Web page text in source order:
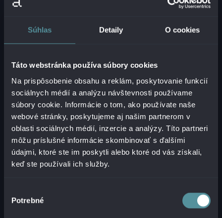
Súhlas Detaily O cookies
Táto webstránka používa súbory cookies
Na prispôsobenie obsahu a reklám, poskytovanie funkcií
sociálnych médií a analýzu návštevnosti používame
súbory cookie. Informácie o tom, ako používate naše
webové stránky, poskytujeme aj našim partnerom v
oblasti sociálnych médií, inzercie a analýzy. Títo partneri
môžu príslušné informácie skombinovať s ďalšími
údajmi, ktoré ste im poskytli alebo ktoré od vás získali,
keď ste používali ich služby.
súhlasu
Potrebné
NAŠE RIEŠENIA